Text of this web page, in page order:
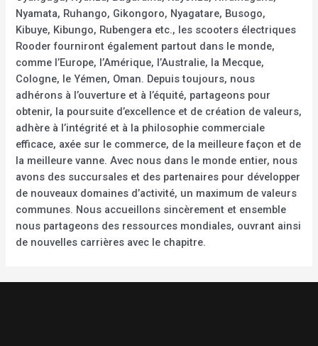
Nyamata, Ruhango, Gikongoro, Nyagatare, Busogo,
Kibuye, Kibungo, Rubengera etc., les scooters électriques
Rooder fourniront également partout dans le monde,
comme l’Europe, l’Amérique, l’Australie, la Mecque,
Cologne, le Yémen, Oman. Depuis toujours, nous
adhérons à l’ouverture et à l’équité, partageons pour
obtenir, la poursuite d’excellence et de création de valeurs,
adhère à l’intégrité et à la philosophie commerciale
efficace, axée sur le commerce, de la meilleure façon et de
la meilleure vanne. Avec nous dans le monde entier, nous
avons des succursales et des partenaires pour développer
de nouveaux domaines d’activité, un maximum de valeurs
communes. Nous accueillons sincèrement et ensemble
nous partageons des ressources mondiales, ouvrant ainsi
de nouvelles carrières avec le chapitre.